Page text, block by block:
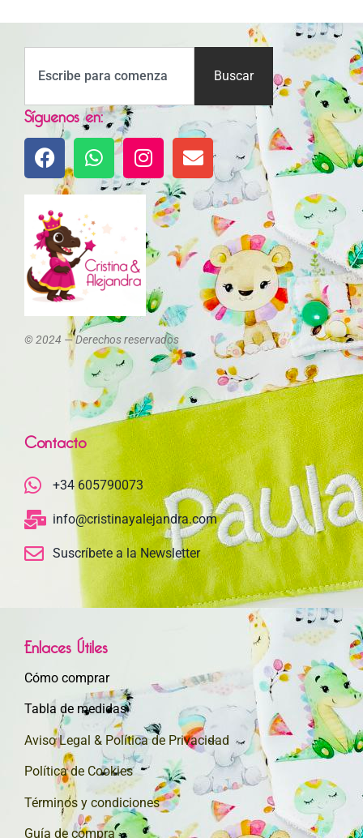
Buscar
Síguenos en:
© 2024 — Derechos reservados
Contacto
+34 605790073
info@cristinayalejandra.com
Suscríbete a la Newsletter
Enlaces Útiles
Cómo comprar
Tabla de medidas
Aviso Legal & Política de Privacidad
Política de Cookies
Términos y condiciones
Guía de compra